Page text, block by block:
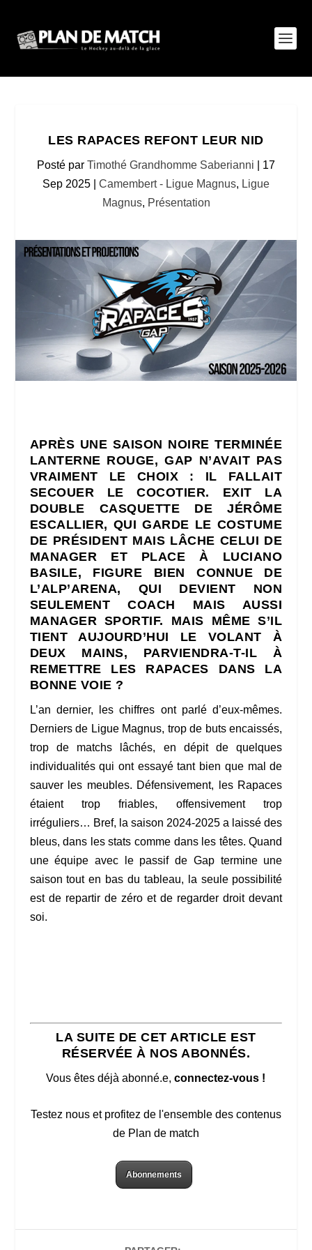
LES RAPACES REFONT LEUR NID
Posté par Timothé Grandhomme Saberianni
17
Sep 2025
Camembert - Ligue Magnus, Ligue
Magnus, Présentation
APRÈS UNE SAISON NOIRE TERMINÉE
LANTERNE ROUGE, GAP N’AVAIT PAS
VRAIMENT LE CHOIX : IL FALLAIT
SECOUER LE COCOTIER. EXIT LA
DOUBLE CASQUETTE DE JÉRÔME
ESCALLIER, QUI GARDE LE COSTUME
DE PRÉSIDENT MAIS LÂCHE CELUI DE
MANAGER ET PLACE À LUCIANO
BASILE, FIGURE BIEN CONNUE DE
L’ALP’ARENA, QUI DEVIENT NON
SEULEMENT COACH MAIS AUSSI
MANAGER SPORTIF. MAIS MÊME S’IL
TIENT AUJOURD’HUI LE VOLANT À
DEUX MAINS, PARVIENDRA-T-IL À
REMETTRE LES RAPACES DANS LA
BONNE VOIE ?
L’an dernier, les chiffres ont parlé d’eux-mêmes.
Derniers de Ligue Magnus, trop de buts encaissés,
trop de matchs lâchés, en dépit de quelques
individualités qui ont essayé tant bien que mal de
sauver les meubles. Défensivement, les Rapaces
étaient trop friables, offensivement trop
irréguliers… Bref, la saison 2024-2025 a laissé des
bleus, dans les stats comme dans les têtes. Quand
une équipe avec le passif de Gap termine une
saison tout en bas du tableau, la seule possibilité
est de repartir de zéro et de regarder droit devant
soi.
LA SUITE DE CET ARTICLE EST
RÉSERVÉE À NOS ABONNÉS.
Vous êtes déjà abonné.e,connectez-vous !
Testez nous et profitez de l'ensemble des contenus
de Plan de match
Abonnements